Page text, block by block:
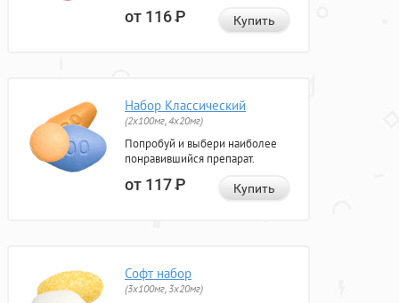
от 116Р Купить
Набор Классический
(2x100мг, 4x20мг)
Попробуй и выбери наиболее
понравившийся препарат.
от 117Р Купить
Софт набор
(3x100мг, 3x20мг)